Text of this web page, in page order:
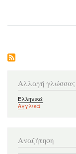
Αλλαγή γλώσσας
Ελληνικά
Αγγλικά
Αναζήτηση